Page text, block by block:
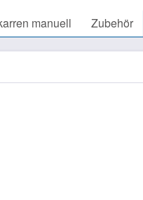
manuell Zubehör